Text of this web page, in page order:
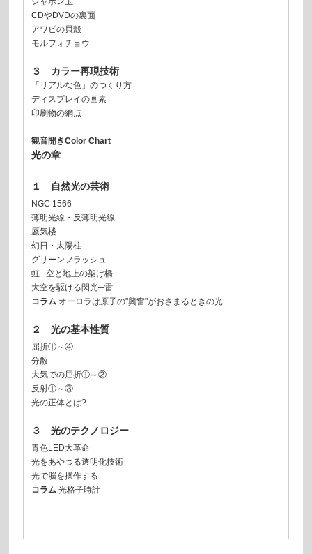
CDやDVDの裏面
アワビの貝殻
モルフォチョウ
３ カラー再現技術
「リアルな色」のつくり方
ディスプレイの画素
印刷物の網点
観音開きColor Chart
光の章
１ 自然光の芸術
NGC 1566
薄明光線・反薄明光線
蜃気楼
幻日・太陽柱
グリーンフラッシュ
虹─空と地上の架け橋
大空を駆ける閃光─雷
コラム オーロラは原子の"興奮"がおさまるときの光
２ 光の基本性質
屈折①～④
分散
大気での屈折①～②
反射①～③
光の正体とは?
３ 光のテクノロジー
青色LED大革命
光をあやつる透明化技術
光で脳を操作する
コラム 光格子時計